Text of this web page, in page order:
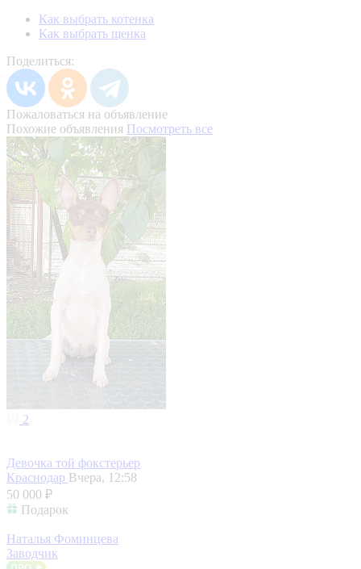
Как выбрать котенка
Как выбрать щенка
Поделиться:
Пожаловаться на объявление
Похожие объявления Посмотреть все
2
Девочка той фокстерьер
Краснодар Вчера, 12:58
50 000 ₽
Подарок
Наталья Фоминцева
Заводчик